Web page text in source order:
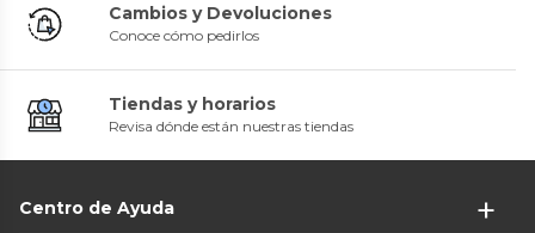
Cambios y Devoluciones
Conoce cómo pedirlos
Tiendas y horarios
Revisa dónde están nuestras tiendas
Centro de Ayuda